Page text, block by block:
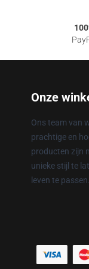
Onze
Ons team van
prachtige en
producten zijn
unieke stijl te
leven te passen.